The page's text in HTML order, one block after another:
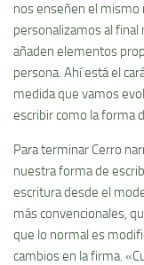
nos enseñen el mismo
personalizamos al final
añaden elementos
persona. Ahí está el
medida que vamos
escribir como la forma
Para terminar Cerro
nuestra forma de
escritura desde el
más convencionales,
que lo normal es
cambios en la firma.